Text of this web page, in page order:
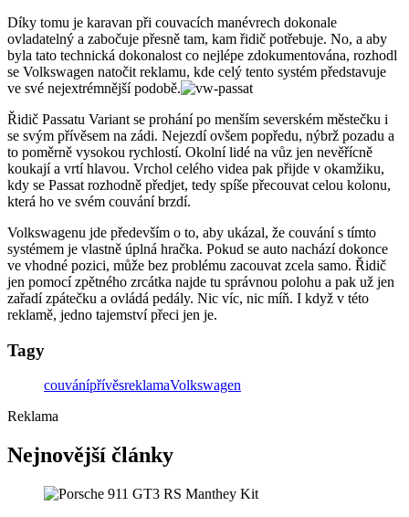
Díky tomu je karavan při couvacích manévrech dokonale
ovladatelný a zabočuje přesně tam, kam řidič potřebuje. No, a aby
byla tato technická dokonalost co nejlépe zdokumentována, rozhodl
se Volkswagen natočit reklamu, kde celý tento systém představuje
ve své nejextrémnější podobě.
Řidič Passatu Variant se prohání po menším severském městečku i
se svým přívěsem na zádi. Nejezdí ovšem popředu, nýbrž pozadu a
to poměrně vysokou rychlostí. Okolní lidé na vůz jen nevěřícně
koukají a vrtí hlavou. Vrchol celého videa pak přijde v okamžiku,
kdy se Passat rozhodně předjet, tedy spíše přecouvat celou kolonu,
která ho ve svém couvání brzdí.
Volkswagenu jde především o to, aby ukázal, že couvání s tímto
systémem je vlastně úplná hračka. Pokud se auto nachází dokonce
ve vhodné pozici, může bez problému zacouvat zcela samo. Řidič
jen pomocí zpětného zrcátka najde tu správnou polohu a pak už jen
zařadí zpátečku a ovládá pedály. Nic víc, nic míň. I když v této
reklamě, jedno tajemství přeci jen je.
Tagy
couvánípřívěsreklamaVolkswagen
Reklama
Nejnovější články